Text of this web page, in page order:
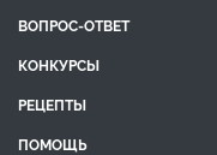
ВОПРОС-ОТВЕТ
КОНКУРСЫ
РЕЦЕПТЫ
ПОМОЩЬ